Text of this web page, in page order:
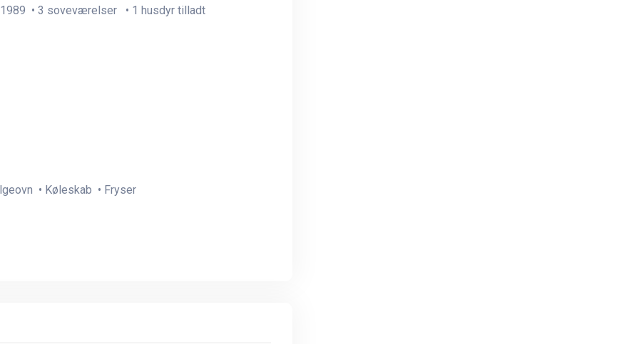
• 3 soveværelser • 1 husdyr tilladt
• Køleskab • Fryser